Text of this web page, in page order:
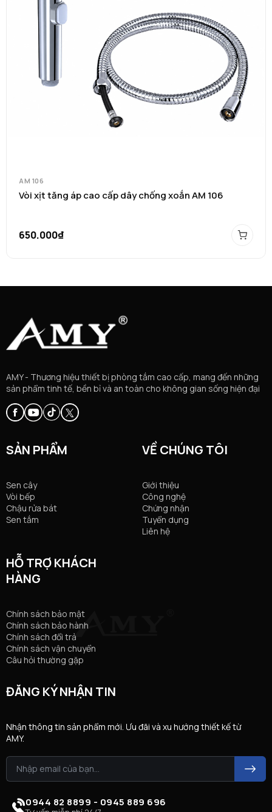
AM 106
Vòi xịt tăng áp cao cấp dây chống xoắn AM 106
650.000₫
AMY - Thương hiệu thiết bị phòng tắm cao cấp, mang đến những
sản phẩm tinh tế, bền bỉ và an toàn cho không gian sống hiện đại
SẢN PHẨM
Sen cây
Vòi bếp
Chậu rửa bát
Sen tắm
VỀ CHÚNG TÔI
Giới thiệu
Công nghệ
Chứng nhận
Tuyển dụng
Liên hệ
HỖ TRỢ KHÁCH
HÀNG
Chính sách bảo mật
Chính sách bảo hành
Chính sách đổi trả
Chính sách vận chuyển
Câu hỏi thường gặp
ĐĂNG KÝ NHẬN TIN
Nhận thông tin sản phẩm mới. Ưu đãi và xu hướng thiết kế từ
AMY.
0944 82 8899 - 0945 889 696